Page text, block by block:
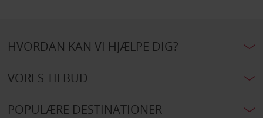
HVORDAN KAN VI HJÆLPE DIG?
VORES TILBUD
POPULÆRE DESTINATIONER